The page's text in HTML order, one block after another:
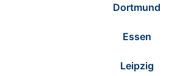
Dortmund
Essen
Leipzig